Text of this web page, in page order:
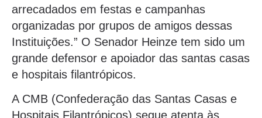
arrecadados em festas e campanhas
organizadas por grupos de amigos dessas
Instituições.” O Senador Heinze tem sido um
grande defensor e apoiador das santas casas
e hospitais filantrópicos.
A CMB (Confederação das Santas Casas e
Hospitais Filantrópicos) segue atenta às